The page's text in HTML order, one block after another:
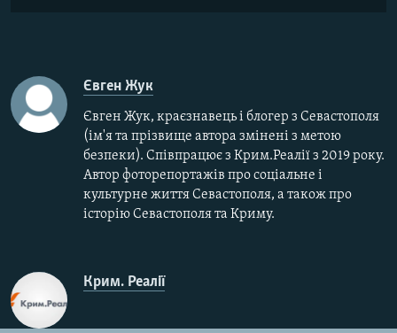
Євген Жук
Євген Жук, краєзнавець і блогер з Севастополя
(ім'я та прізвище автора змінені з метою
безпеки). Співпрацює з Крим.Реалії з 2019 року.
Автор фоторепортажів про соціальне і
культурне життя Севастополя, а також про
історію Севастополя та Криму.
Крим. Реалії